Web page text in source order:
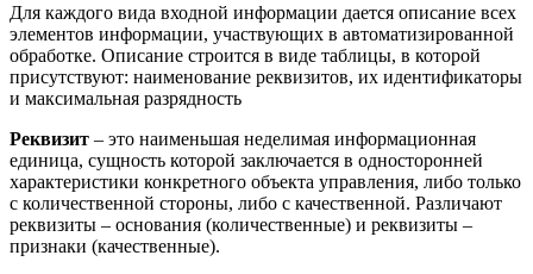
Для каждого вида входной информации дается описание всех
элементов информации, участвующих в автоматизированной
обработке. Описание строится в виде таблицы, в которой
присутствуют: наименование реквизитов, их идентификаторы
и максимальная разрядность
Реквизит – это наименьшая неделимая информационная
единица, сущность которой заключается в односторонней
характеристики конкретного объекта управления, либо только
с количественной стороны, либо с качественной. Различают
реквизиты – основания (количественные) и реквизиты –
признаки (качественные).